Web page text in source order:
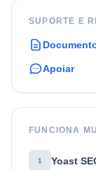
SUPORTE E
Apoiar
FUNCIONA
1 Yoast